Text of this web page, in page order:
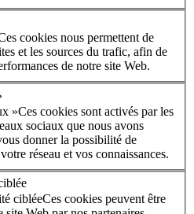
cookies nous permettent de
et les sources du trafic, afin de
de notre site Web.
»Ces cookies sont activés par les
sociaux que nous avons
donner la possibilité de
réseau et vos connaissances.
cibléeCes cookies peuvent être